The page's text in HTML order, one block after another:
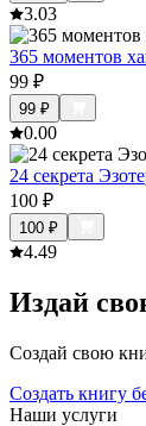
3.03
365 моментов
99 ₽
99 ₽
0.00
24 секрета
100 ₽
100 ₽
4.49
Издай
Создай свою
Создать книгу
Наши услуги